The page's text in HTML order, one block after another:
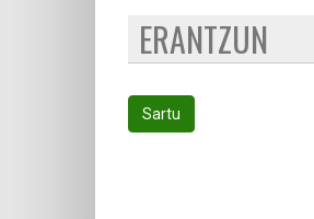
ERANTZUN
Sartu